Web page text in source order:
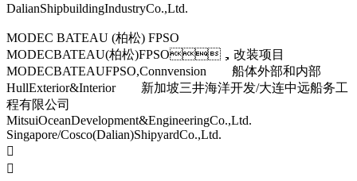
DalianShipbuildingIndustryCo.,Ltd.
MODEC BATEAU (柏松) FPSO
MODECBATEAU(柏松)FPSO，改装项目
MODECBATEAUFPSO,Connvension 船体外部和内部
HullExterior&Interior 新加坡三井海洋开发/大连中远船务工
程有限公司
MitsuiOceanDevelopment&EngineeringCo.,Ltd.
Singapore/Cosco(Dalian)ShipyardCo.,Ltd.

